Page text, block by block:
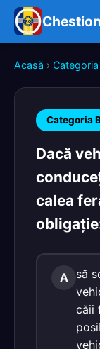
Acasă › Categoria
Categoria
Dacă
calea
A
să
căii